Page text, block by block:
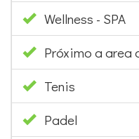
Wellness - SPA
Próximo a area
Tenis
Padel